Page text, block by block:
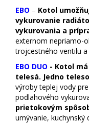
EBO – Kotol
vykurovanie
vykurovania a
externom nepriamo-
trojcestného ventilu a
EBO DUO - Kotol
telesá. Jedno
výroby teplej vody
podlahového
prietokovým
umývanie, kuchynský